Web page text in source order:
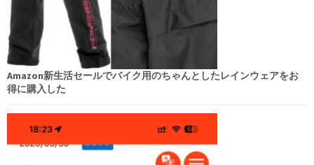
Amazon新生活セールでバイク用のちゃんとしたレインウェアをお
得に購入した